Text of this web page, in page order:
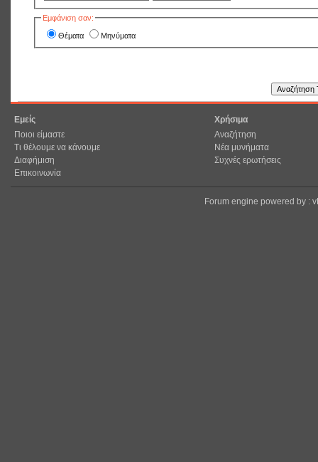
Εμφάνιση σαν:
Θέματα Μηνύματα
Εμείς
Ποιοι είμαστε
Τι θέλουμε να κάνουμε
Διαφήμιση
Επικοινωνία
Χρήσιμα
Αναζήτηση
Νέα μυνήματα
Συχνές ερωτήσεις
Forum engine powered by :